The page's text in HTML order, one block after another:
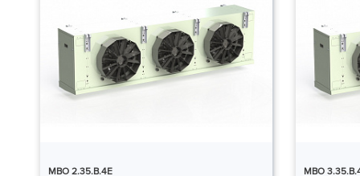
МВО 2.35.В.4Е МВО